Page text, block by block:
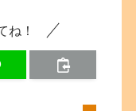
ね！